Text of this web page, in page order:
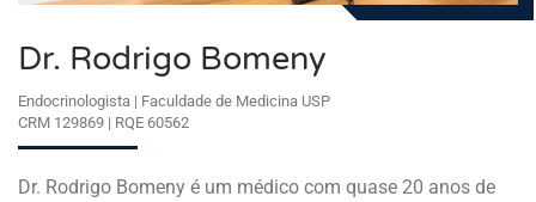
Dr. Rodrigo Bomeny
Endocrinologista | Faculdade de Medicina USP
CRM 129869 | RQE 60562
Dr. Rodrigo Bomeny é um médico com quase 20 anos de